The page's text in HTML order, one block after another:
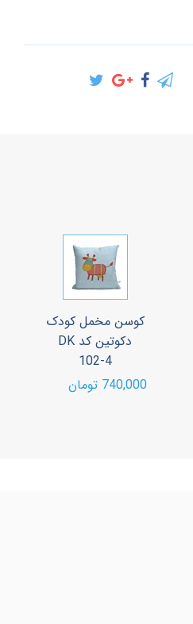
کوسن مخمل کودک
دکوتین کد DK
102-4
740,000 تومان